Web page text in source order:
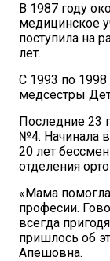
В 1987 году
медицинское
поступила на
лет.
С 1993 по
медсестры
Последние 23
№4. Начинала
20 лет
отделения
«Мама
професии.
всегда
пришлось об
Апешовна.